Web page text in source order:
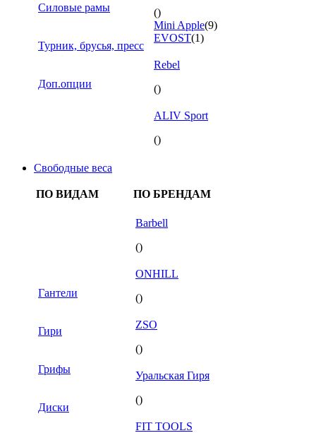
Силовые рамы
Турник, брусья, пресс
Доп.опции
()
Mini Apple(9)
EVOST(1)
Rebel
()
ALIV Sport
()
Свободные веса
ПО ВИДАМ ПО БРЕНДАМ
Гантели
Гири
Грифы
Диски
Barbell
()
ONHILL
()
ZSO
()
Уральская Гиря
()
FIT TOOLS